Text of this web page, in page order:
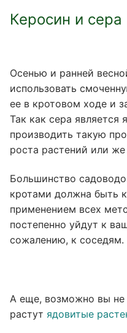
Керосин и сера
Осенью и ранней
использовать
ее в кротовом ходе и
Так как сера является
производить такую
роста растений или
Большинство
кротами должна быть
применением всех
постепенно уйдут к
сожалению, к соседям.
А еще, возможно вы не
растут ядовитые